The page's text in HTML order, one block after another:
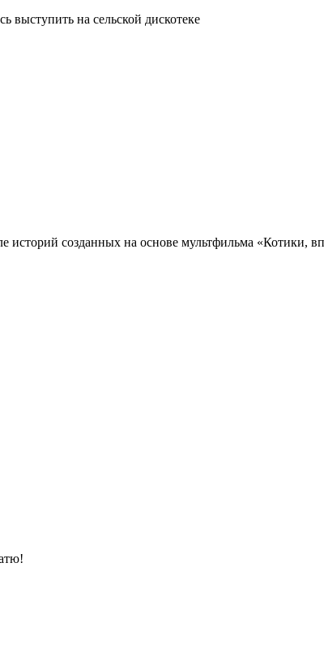
выступить на сельской дискотеке
историй созданных на основе мультфильма «Котики,